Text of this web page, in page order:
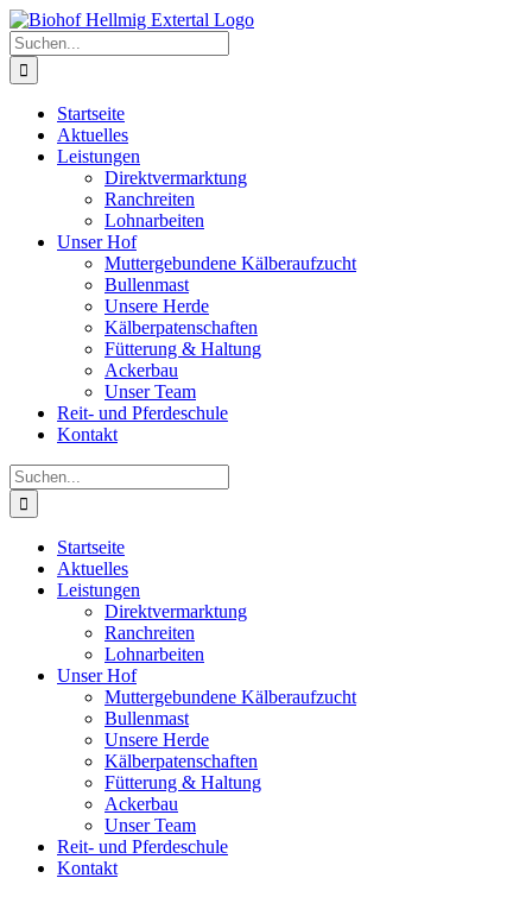
Zum
Inhalt
springen
Suche
nach:
Startseite
Aktuelles
Leistungen
Direktvermarktung
Ranchreiten
Lohnarbeiten
Unser Hof
Muttergebundene Kälberaufzucht
Bullenmast
Unsere Herde
Kälberpatenschaften
Fütterung & Haltung
Ackerbau
Unser Team
Reit- und Pferdeschule
Kontakt
Suche
nach:
Startseite
Aktuelles
Leistungen
Direktvermarktung
Ranchreiten
Lohnarbeiten
Unser Hof
Muttergebundene Kälberaufzucht
Bullenmast
Unsere Herde
Kälberpatenschaften
Fütterung & Haltung
Ackerbau
Unser Team
Reit- und Pferdeschule
Kontakt